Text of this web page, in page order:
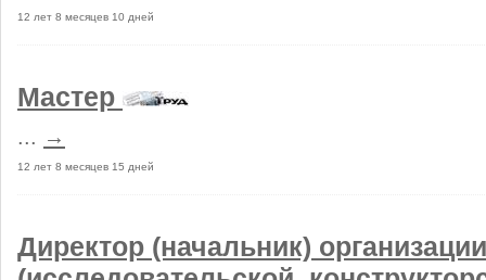
12 лет 8 месяцев 10 дней
Мастер
... →
12 лет 8 месяцев 15 дней
Директор (начальник) организации